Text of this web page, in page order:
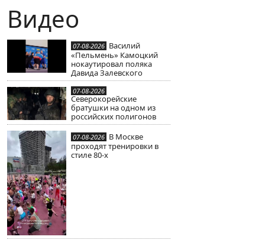
Видео
07-08-2026 Василий
«Пельмень» Камоцкий
нокаутировал поляка
Давида Залевского
07-08-2026
Северокорейские
братушки на одном из
российских полигонов
07-08-2026 В Москве
проходят тренировки в
стиле 80-х